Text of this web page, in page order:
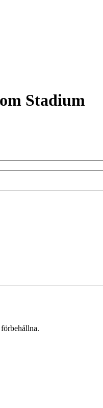
Stadium